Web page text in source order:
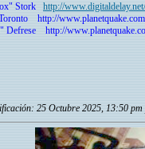
Stork http://
http://
Defrese http://
25 Octubre 2025, 13:50 pm